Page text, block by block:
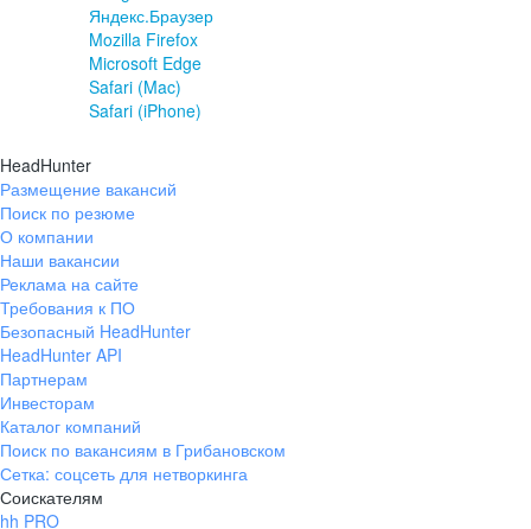
Яндекс.Браузер
Mozilla Firefox
Microsoft Edge
Safari (Mac)
Safari (iPhone)
HeadHunter
Размещение вакансий
Поиск по резюме
О компании
Наши вакансии
Реклама на сайте
Требования к ПО
Безопасный HeadHunter
HeadHunter API
Партнерам
Инвесторам
Каталог компаний
Поиск по вакансиям в Грибановском
Сетка: соцсеть для нетворкинга
Соискателям
hh PRO